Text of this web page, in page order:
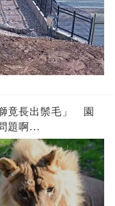
竟長出鬃毛」 園
題啊...